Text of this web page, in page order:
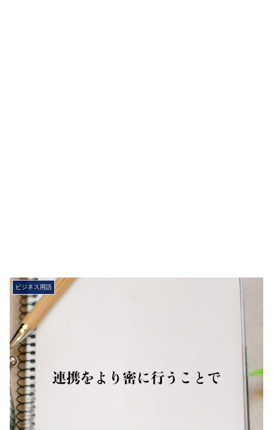
ビジネス用語